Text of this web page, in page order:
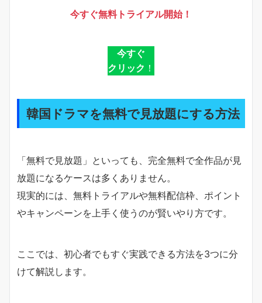
今すぐ無料トライアル開始！
今すぐ
クリック ！
韓国ドラマを無料で見放題にする方法
「無料で見放題」といっても、完全無料で全作品が見
放題になるケースは多くありません。
現実的には、無料トライアルや無料配信枠、ポイント
やキャンペーンを上手く使うのが賢いやり方です。
ここでは、初心者でもすぐ実践できる方法を3つに分
けて解説します。